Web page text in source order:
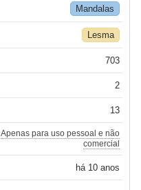
Mandalas
Lesma
703
2
13
Apenas para uso pessoal e não
comercial
há 10 anos